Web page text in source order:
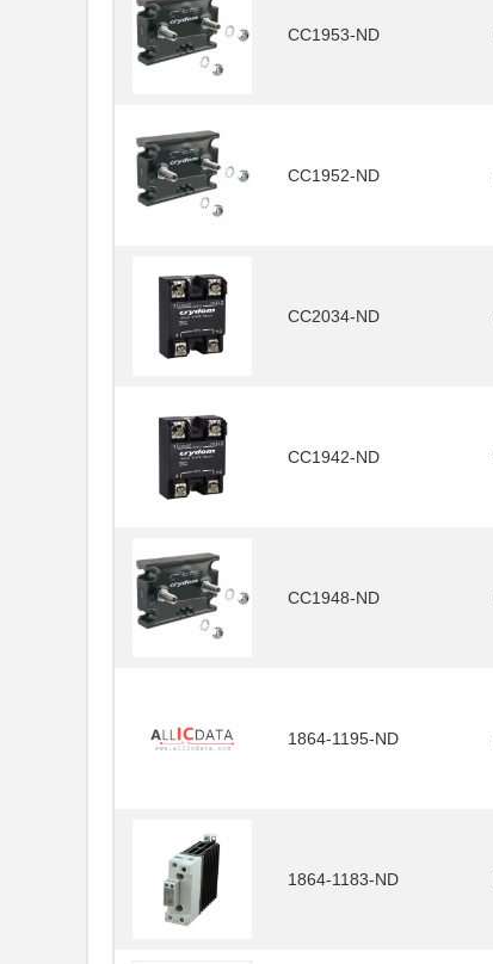
CC1953-ND
CC1952-ND
CC2034-ND
CC1942-ND
CC1948-ND
1864-1195-ND
1864-1183-ND